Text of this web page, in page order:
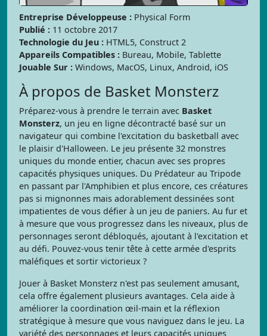
Entreprise Développeuse : Physical Form
Publié : 11 octobre 2017
Technologie du Jeu : HTML5, Construct 2
Appareils Compatibles : Bureau, Mobile, Tablette
Jouable Sur : Windows, MacOS, Linux, Android, iOS
À propos de Basket Monsterz
Préparez-vous à prendre le terrain avec Basket
Monsterz, un jeu en ligne décontracté basé sur un
navigateur qui combine l'excitation du basketball avec
le plaisir d'Halloween. Le jeu présente 32 monstres
uniques du monde entier, chacun avec ses propres
capacités physiques uniques. Du Prédateur au Tripode
en passant par l'Amphibien et plus encore, ces créatures
pas si mignonnes mais adorablement dessinées sont
impatientes de vous défier à un jeu de paniers. Au fur et
à mesure que vous progressez dans les niveaux, plus de
personnages seront débloqués, ajoutant à l'excitation et
au défi. Pouvez-vous tenir tête à cette armée d'esprits
maléfiques et sortir victorieux ?
Jouer à Basket Monsterz n'est pas seulement amusant,
cela offre également plusieurs avantages. Cela aide à
améliorer la coordination œil-main et la réflexion
stratégique à mesure que vous naviguez dans le jeu. La
variété des personnages et leurs capacités uniques